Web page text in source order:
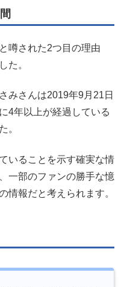
噂された2つ目の理由
た。
みさんは2019年9月21日
4年以上が経過している
。
いることを示す確実な情
一部のファンの勝手な憶
情報だと考えられます。